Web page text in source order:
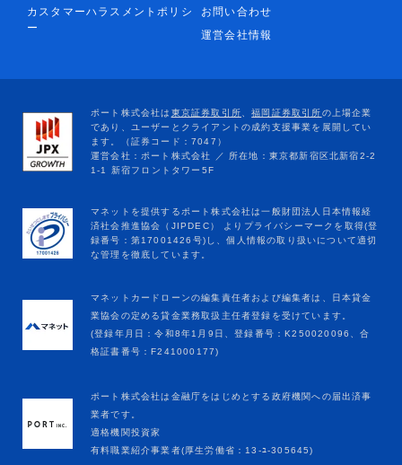
カスタマーハラスメントポリシ
ー
お問い合わせ
運営会社情報
マネットカードローンの編集責任者および編集者は、日本貸金
業協会の定める貸金業務取扱主任者登録を受けています。
(登録年月日：令和8年1月9日、登録番号：K250020096、合
格証書番号：F241000177)
ポート株式会社は金融庁をはじめとする政府機関への届出済事
業者です。
適格機関投資家
有料職業紹介事業者(厚生労働省：13-ﾕ-305645)